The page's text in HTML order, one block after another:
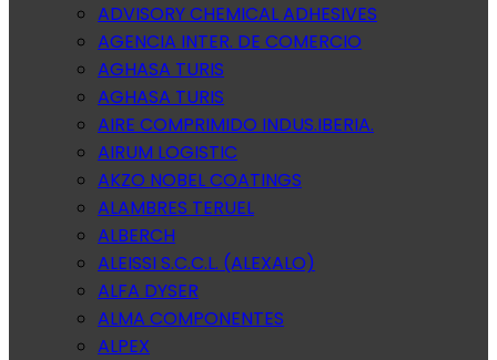
ADVISORY CHEMICAL ADHESIVES
AGENCIA INTER. DE COMERCIO
AGHASA TURIS
AGHASA TURIS
AIRE COMPRIMIDO INDUS.IBERIA.
AIRUM LOGISTIC
AKZO NOBEL COATINGS
ALAMBRES TERUEL
ALBERCH
ALEISSI S.C.C.L. (ALEXALO)
ALFA DYSER
ALMA COMPONENTES
ALPEX